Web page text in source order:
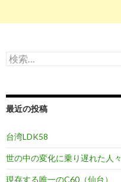
検
索:
最近の投稿
台湾LDK58
世の中の変化に乗り遅れた人々
現存する唯一のC60（仙台）